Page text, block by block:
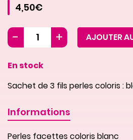
4,50€
AJOUTER
En stock
Sachet de 3 fils perles coloris :
Informations
Perles facettes coloris blanc